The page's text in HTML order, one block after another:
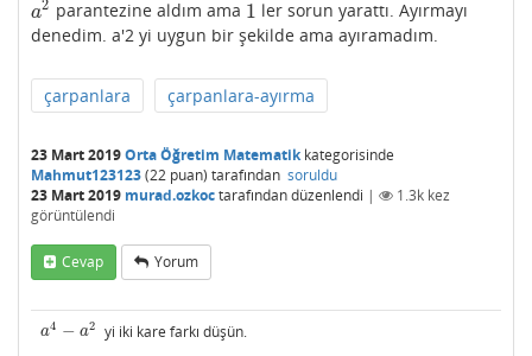
a2
a2 parantezine aldım ama 1
1 ler sorun yarattı. Ayırmayı
denedim. a'2 yi uygun bir şekilde ama ayıramadım.
çarpanlara çarpanlara-ayırma
23 Mart 2019Orta Öğretim Matematikkategorisinde
Mahmut123123(22 puan) tarafından soruldu
23 Mart 2019 murad.ozkoctarafındandüzenlendi | 1.3k kez
görüntülendi
Cevap Yorum
a4 − a2
a4 −a2 yi iki kare farkı düşün.